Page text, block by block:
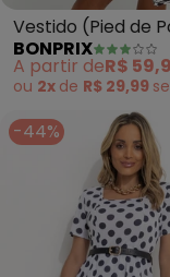
Vestido (Pied de
P&B) em Malha
BONPRIX
A partir deR$
ou 2x de R$ 29,99
-44%